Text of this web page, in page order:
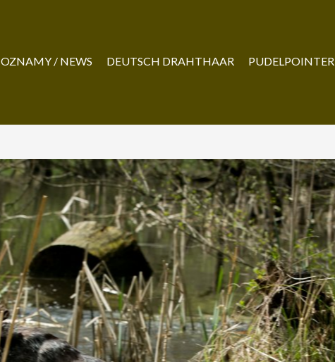
OZNAMY / NEWS DEUTSCH DRAHTHAAR PUDELPOINTER